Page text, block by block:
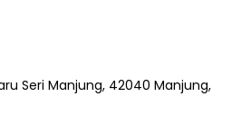
Seri Manjung, 42040 Manjung,